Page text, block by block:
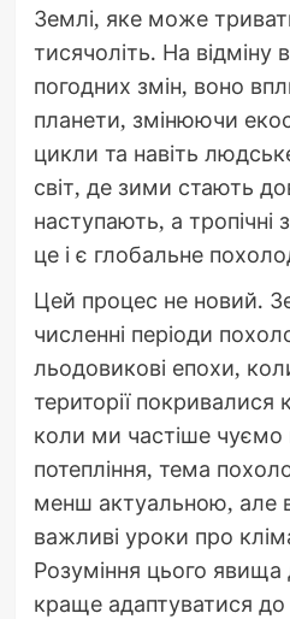
Землі, яке може
тисячоліть. На відміну
погодних змін, воно
планети, змінюючи
цикли та навіть
світ, де зими стають
наступають, а
це і є глобальне
Цей процес не новий.
численні періоди
льодовикові епохи,
території покривалися
коли ми частіше чуємо
потепління, тема
менш актуальною, але
важливі уроки про
Розуміння цього
краще адаптуватися до